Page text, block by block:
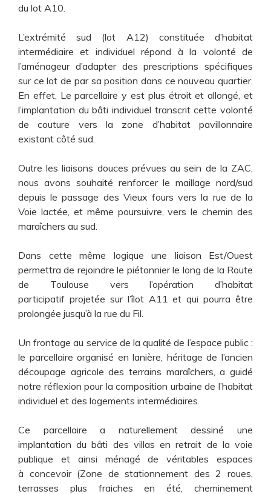
du lot A10.
L’extrémité sud (lot A12) constituée d’habitat
intermédiaire et individuel répond à la volonté de
l’aménageur d’adapter des prescriptions spécifiques
sur ce lot de par sa position dans ce nouveau quartier.
En effet, Le parcellaire y est plus étroit et allongé, et
l’implantation du bâti individuel transcrit cette volonté
de couture vers la zone d’habitat pavillonnaire
existant côté sud.
Outre les liaisons douces prévues au sein de la ZAC,
nous avons souhaité renforcer le maillage nord/sud
depuis le passage des Vieux fours vers la rue de la
Voie lactée, et même poursuivre, vers le chemin des
maraîchers au sud.
Dans cette même logique une liaison Est/Ouest
permettra de rejoindre le piétonnier le long de la Route
de Toulouse vers l’opération d’habitat
participatif projetée sur l’îlot A11 et qui pourra être
prolongée jusqu’à la rue du Fil.
Un frontage au service de la qualité de l’espace public :
le parcellaire organisé en lanière, héritage de l’ancien
découpage agricole des terrains maraîchers, a guidé
notre réflexion pour la composition urbaine de l’habitat
individuel et des logements intermédiaires.
Ce parcellaire a naturellement dessiné une
implantation du bâti des villas en retrait de la voie
publique et ainsi ménagé de véritables espaces
à concevoir (Zone de stationnement des 2 roues,
terrasses plus fraiches en été, cheminement